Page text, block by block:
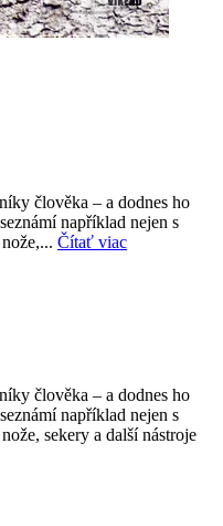
člověka – a dodnes ho
například nejen s
Čítať viac
člověka – a dodnes ho
například nejen s
sekery a další nástroje